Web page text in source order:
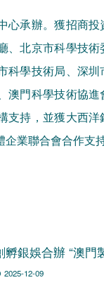
心承辦。獲招商
北京市科學技術
科學技術局、深
澳門科學技術協
支持，並獲大西
業聯合會合作支持
孵銀娛合辦 “澳門
2025-12-09